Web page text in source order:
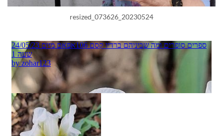
20230524_073626_resized